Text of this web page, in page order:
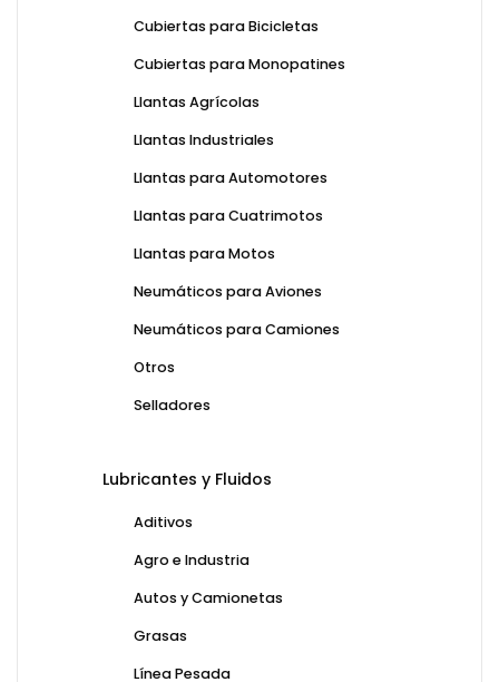
Cubiertas para Bicicletas
Cubiertas para Monopatines
Llantas Agrícolas
Llantas Industriales
Llantas para Automotores
Llantas para Cuatrimotos
Llantas para Motos
Neumáticos para Aviones
Neumáticos para Camiones
Otros
Selladores
Lubricantes y Fluidos
Aditivos
Agro e Industria
Autos y Camionetas
Grasas
Línea Pesada